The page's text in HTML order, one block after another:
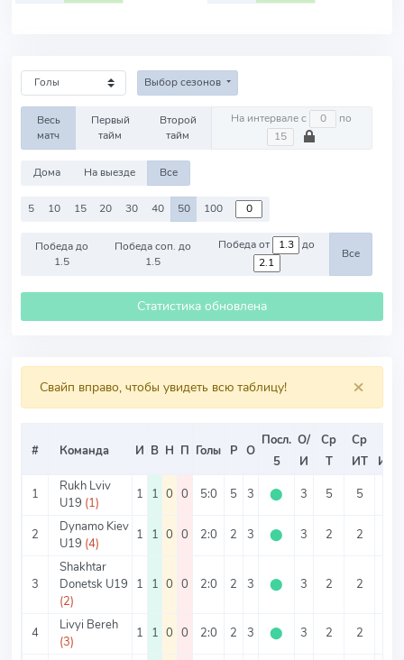
Выбор сезонов
Весь
матч
Первый
тайм
Второй
тайм
На интервале с по
Дома На выезде Все
5 10 15 20 30 40 50 100
Победа до
1.5
Победа соп. до
1.5
Победа от до
Все
Статистика обновлена
×
Свайп вправо, чтобы увидеть всю таблицу!
# Команда И В Н П Голы Р О
Посл.
5
О/
И
Ср
Т
Ср
ИТ
ИТ2
1
Rukh Lviv
U19 (1)
1 1 0 0 5:0 5 3 ⬤ 3 5 5
2
Dynamo Kiev
U19 (4)
1 1 0 0 2:0 2 3 ⬤ 3 2 2
3
Shakhtar
Donetsk U19
(2)
1 1 0 0 2:0 2 3 ⬤ 3 2 2
4
Livyi Bereh
(3)
1 1 0 0 2:0 2 3 ⬤ 3 2 2